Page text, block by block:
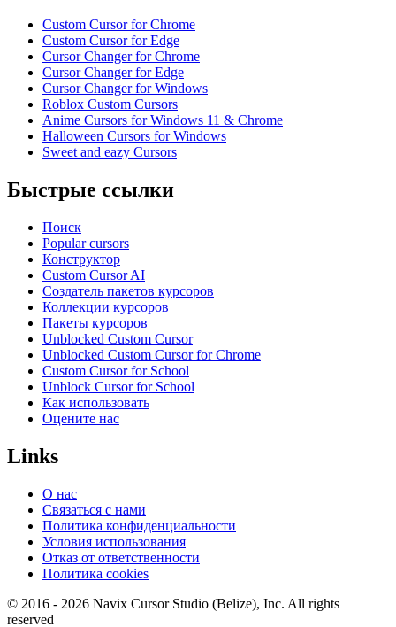
Custom Cursor for Chrome
Custom Cursor for Edge
Cursor Changer for Chrome
Cursor Changer for Edge
Cursor Changer for Windows
Roblox Custom Cursors
Anime Cursors for Windows 11 & Chrome
Halloween Cursors for Windows
Sweet and eazy Cursors
Быстрые ссылки
Поиск
Popular cursors
Конструктор
Custom Cursor AI
Создатель пакетов курсоров
Коллекции курсоров
Пакеты курсоров
Unblocked Custom Cursor
Unblocked Custom Cursor for Chrome
Custom Cursor for School
Unblock Cursor for School
Как использовать
Оцените нас
Links
О нас
Связаться с нами
Политика конфиденциальности
Условия использования
Отказ от ответственности
Политика cookies
© 2016 - 2026 Navix Cursor Studio (Belize), Inc. All rights
reserved